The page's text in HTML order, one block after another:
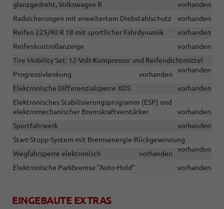
glanzgedreht, Volkswagen R
vorhanden
Radsicherungen mit erweitertem Diebstahlschutz
vorhanden
Reifen 225/40 R 18 mit sportlicher Fahrdynamik
vorhanden
Reifenkontrollanzeige
vorhanden
Tire Mobility Set: 12-Volt-Kompressor und Reifendichtmittel
vorhanden
Progressivlenkung
vorhanden
Elektronische Differenzialsperre XDS
vorhanden
Elektronisches Stabilisierungsprogramm (ESP) und
elektromechanischer Bremskraftverstärker
vorhanden
Sportfahrwerk
vorhanden
Start-Stopp-System mit Bremsenergie-Rückgewinnung
vorhanden
Wegfahrsperre elektronisch
vorhanden
Elektronische Parkbremse ''Auto-Hold''
vorhanden
EINGEBAUTE EXTRAS